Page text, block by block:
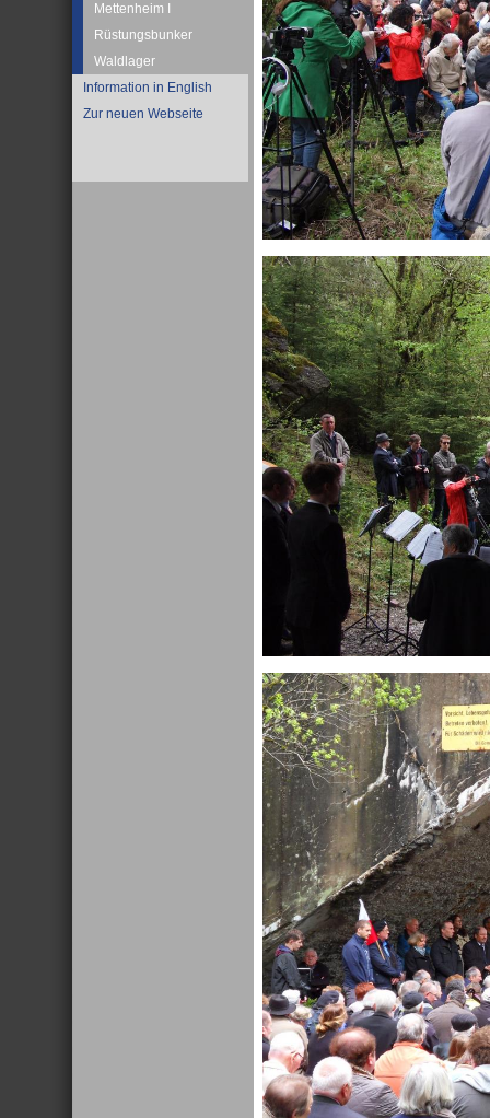
Mettenheim I
Rüstungsbunker
Waldlager
Information in English
Zur neuen Webseite